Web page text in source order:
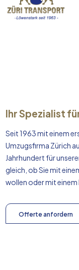
Ihr Spezialist
Seit 1963 mit einem
Umzugsfirma Zürich
Jahrhundert für
gleich, ob Sie mit
wollen oder mit
Offerte anfordern